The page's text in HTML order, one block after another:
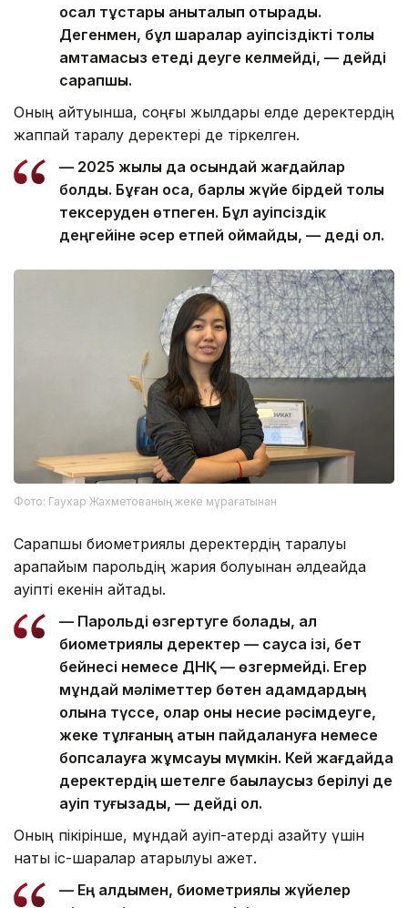
осал тұстары анықталып отырады.
Дегенмен, бұл шаралар қауіпсіздікті толық
қамтамасыз етеді деуге келмейді, — дейді
сарапшы.
Оның айтуынша, соңғы жылдары елде деректердің
жаппай таралу деректері де тіркелген.
— 2025 жылы да осындай жағдайлар
болды. Бұған қоса, барлық жүйе бірдей толық
тексеруден өтпеген. Бұл қауіпсіздік
деңгейіне әсер етпей қоймайды, — деді ол.
Фото: Гаухар Жахметованың жеке мұрағатынан
Сарапшы биометриялық деректердің таралуы
қарапайым парольдің жария болуынан әлдеқайда
қауіпті екенін айтады.
— Парольді өзгертуге болады, ал
биометриялық деректер — саусақ ізі, бет
бейнесі немесе ДНҚ — өзгермейді. Егер
мұндай мәліметтер бөтен адамдардың
қолына түссе, олар оны несие рәсімдеуге,
жеке тұлғаның атын пайдалануға немесе
бопсалауға жұмсауы мүмкін. Кей жағдайда
деректердің шетелге бақылаусыз берілуі де
қауіп туғызады, — дейді ол.
Оның пікірінше, мұндай қауіп-қатерді азайту үшін
нақты іс-шаралар атқарылуы қажет.
— Ең алдымен, биометриялық жүйелер